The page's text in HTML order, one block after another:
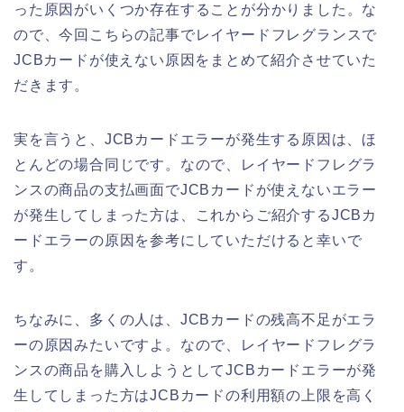
った原因がいくつか存在することが分かりました。な
ので、今回こちらの記事でレイヤードフレグランスで
JCBカードが使えない原因をまとめて紹介させていた
だきます。
実を言うと、JCBカードエラーが発生する原因は、ほ
とんどの場合同じです。なので、レイヤードフレグラ
ンスの商品の支払画面でJCBカードが使えないエラー
が発生してしまった方は、これからご紹介するJCBカ
ードエラーの原因を参考にしていただけると幸いで
す。
ちなみに、多くの人は、JCBカードの残高不足がエラ
ーの原因みたいですよ。なので、レイヤードフレグラ
ンスの商品を購入しようとしてJCBカードエラーが発
生してしまった方はJCBカードの利用額の上限を高く